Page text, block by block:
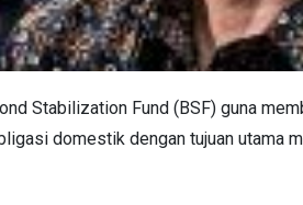
Stabilization Fund (BSF) guna
domestik dengan tujuan utama